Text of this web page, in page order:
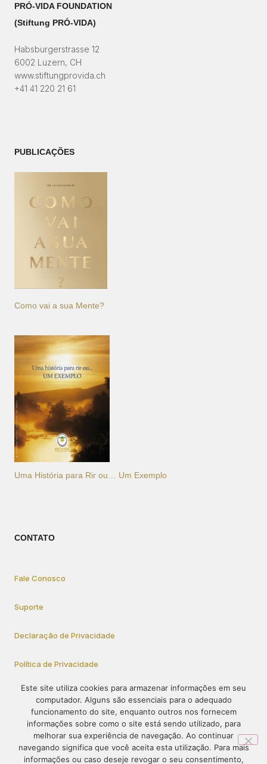
PRÓ-VIDA FOUNDATION
(Stiftung PRÓ-VIDA)​
Habsburgerstrasse 12
6002 Luzern, CH
www.stiftungprovida.ch
+41 41 220 21 61
PUBLICAÇÕES
Como vai a sua Mente?
Uma História para Rir ou… Um Exemplo
CONTATO
Fale Conosco
Suporte
Declaração de Privacidade
Política de Privacidade
Como Participar
© 1995-2023 – PRÓ-VIDA – Todos os direitos reservados. O
Este site utiliza cookies para armazenar informações em seu
computador. Alguns são essenciais para o adequado
funcionamento do site, enquanto outros nos fornecem
informações sobre como o site está sendo utilizado, para
melhorar sua experiência de navegação. Ao continuar
navegando significa que você aceita esta utilização. Para mais
informações ou caso deseje revogar o seu consentimento,